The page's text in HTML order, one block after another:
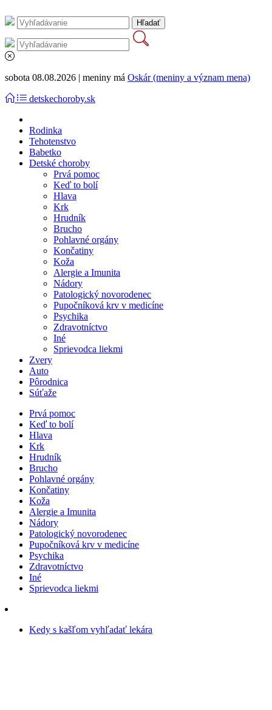
sobota 08.08.2026 | meniny má Oskár (meniny a význam mena)
detskechoroby.sk
Rodinka
Tehotenstvo
Babetko
Detské choroby
Prvá pomoc
Keď to bolí
Hlava
Krk
Hrudník
Brucho
Pohlavné orgány
Končatiny
Koža
Alergie a Imunita
Nádory
Patologický novorodenec
Pupočníková krv v medicíne
Psychika
Zdravotníctvo
Iné
Sprievodca liekmi
Zvery
Auto
Pôrodnica
Súťaže
Prvá pomoc
Keď to bolí
Hlava
Krk
Hrudník
Brucho
Pohlavné orgány
Končatiny
Koža
Alergie a Imunita
Nádory
Patologický novorodenec
Pupočníková krv v medicíne
Psychika
Zdravotníctvo
Iné
Sprievodca liekmi
Kedy s kašľom vyhľadať lekára